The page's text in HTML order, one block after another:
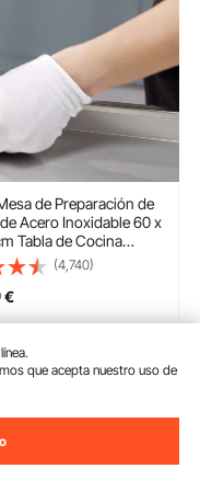
de Preparación de
Acero Inoxidable 60 x
Tabla de Cocina
Capacidad de Carga
de Trabajo de
Catering Ajustable
Escuela
(4,740)
€
tan pronto como
Añadir al carrito
que acepta nuestro uso de